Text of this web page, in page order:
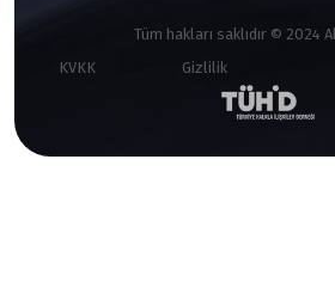
Tüm hakları saklıdır © 2024
KVKK
Gizlilik